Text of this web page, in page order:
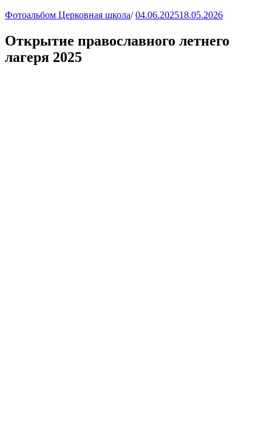
Фотоальбом Церковная школа/ 04.06.202518.05.2026
Открытие православного летнего
лагеря 2025